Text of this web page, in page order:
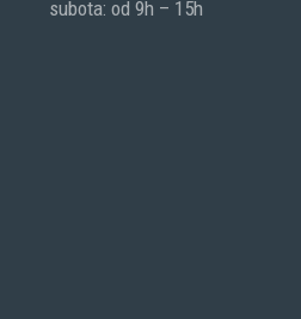
subota: od 9h – 15h